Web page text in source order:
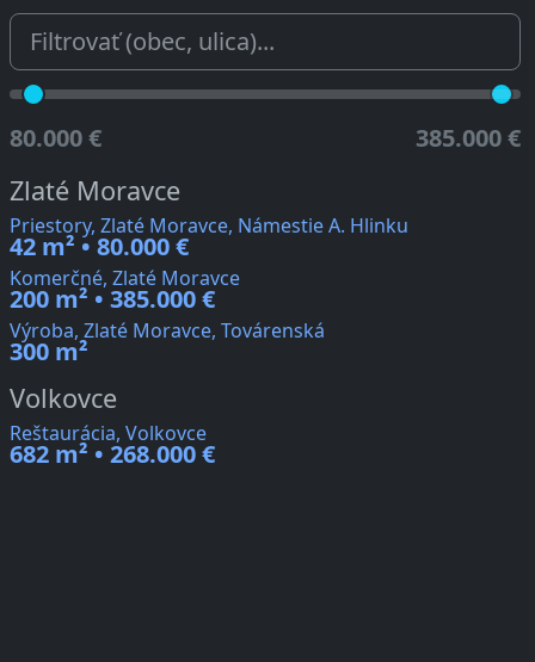
80.000 € 385.000 €
Zlaté Moravce
Priestory, Zlaté Moravce, Námestie A. Hlinku
42 m² • 80.000 €
Komerčné, Zlaté Moravce
200 m² • 385.000 €
Výroba, Zlaté Moravce, Továrenská
300 m²
Volkovce
Reštaurácia, Volkovce
682 m² • 268.000 €